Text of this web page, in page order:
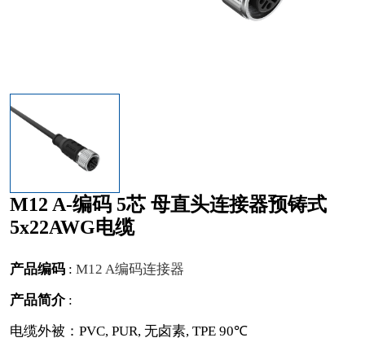
M12 A-编码 5芯 母直头连接器预铸式
5x22AWG电缆
产品编码 : M12 A编码连接器
产品简介:
电缆外被：PVC, PUR, 无卤素, TPE 90℃